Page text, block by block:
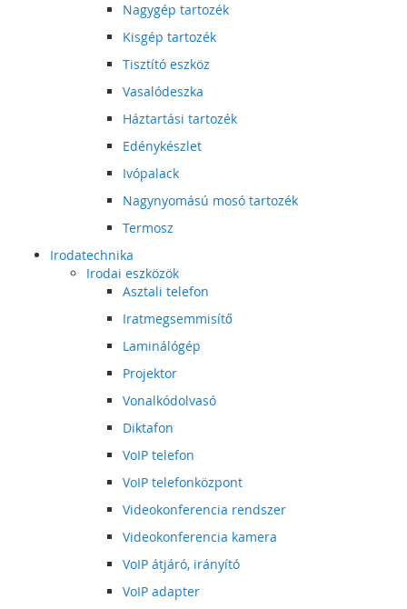
Nagygép tartozék
Kisgép tartozék
Tisztító eszköz
Vasalódeszka
Háztartási tartozék
Edénykészlet
Ivópalack
Nagynyomású mosó tartozék
Termosz
Irodatechnika
Irodai eszközök
Asztali telefon
Iratmegsemmisítő
Laminálógép
Projektor
Vonalkódolvasó
Diktafon
VoIP telefon
VoIP telefonközpont
Videokonferencia rendszer
Videokonferencia kamera
VoIP átjáró, irányító
VoIP adapter